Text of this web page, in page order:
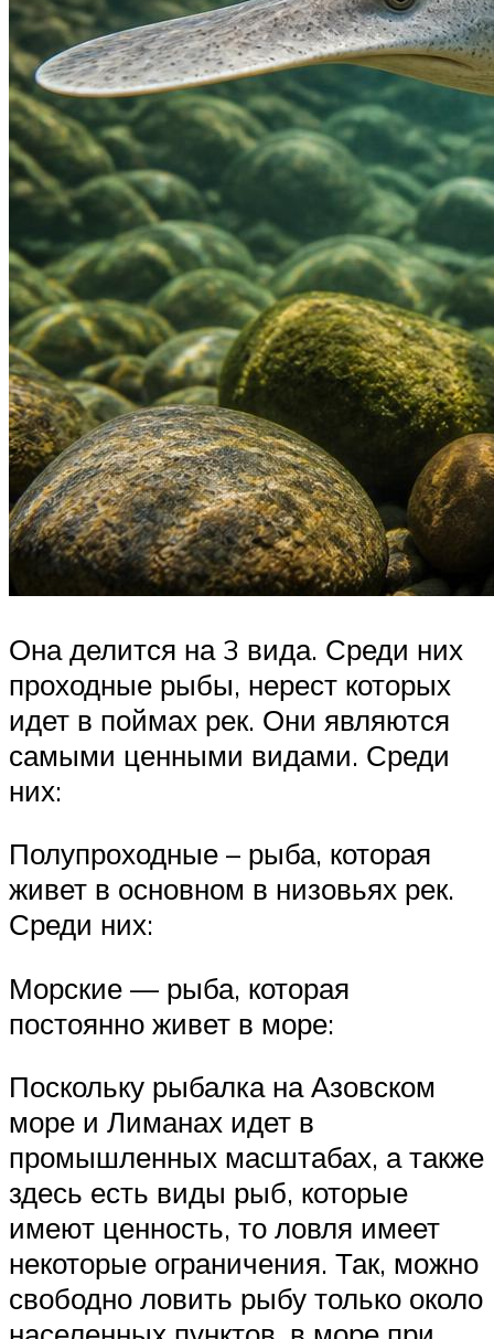
Она делится на 3 вида. Среди них
проходные рыбы, нерест которых
идет в поймах рек. Они являются
самыми ценными видами. Среди
них:
Полупроходные – рыба, которая
живет в основном в низовьях рек.
Среди них:
Морские — рыба, которая
постоянно живет в море:
Поскольку рыбалка на Азовском
море и Лиманах идет в
промышленных масштабах, а также
здесь есть виды рыб, которые
имеют ценность, то ловля имеет
некоторые ограничения. Так, можно
свободно ловить рыбу только около